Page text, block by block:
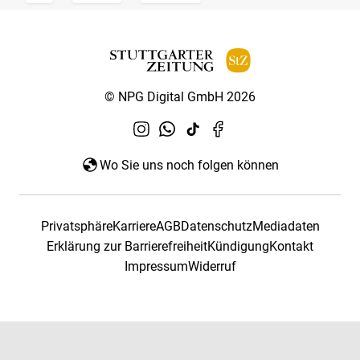
© NPG Digital GmbH 2026
Wo Sie uns noch folgen können
PrivatsphäreKarriereAGBDatenschutzMediadaten
Erklärung zur BarrierefreiheitKündigungKontakt
ImpressumWiderruf